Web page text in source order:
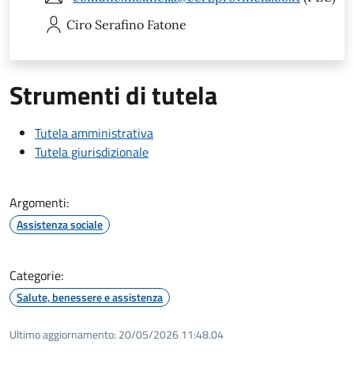
Ciro Serafino Fatone
Strumenti di tutela
Tutela amministrativa
Tutela giurisdizionale
Argomenti:
Assistenza sociale
Categorie:
Salute, benessere e assistenza
Ultimo aggiornamento: 20/05/2026 11:48.04